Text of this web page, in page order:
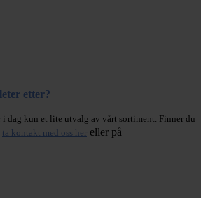
etter?
dag kun et lite utvalg av vårt sortiment. Finner du
ta kontakt med oss her eller på